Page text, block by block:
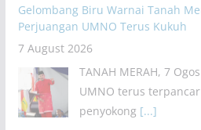
Gelombang Biru Warnai Tanah
Perjuangan UMNO Terus Kukuh
7 August 2026
TANAH MERAH, 7
UMNO terus
penyokong [...]